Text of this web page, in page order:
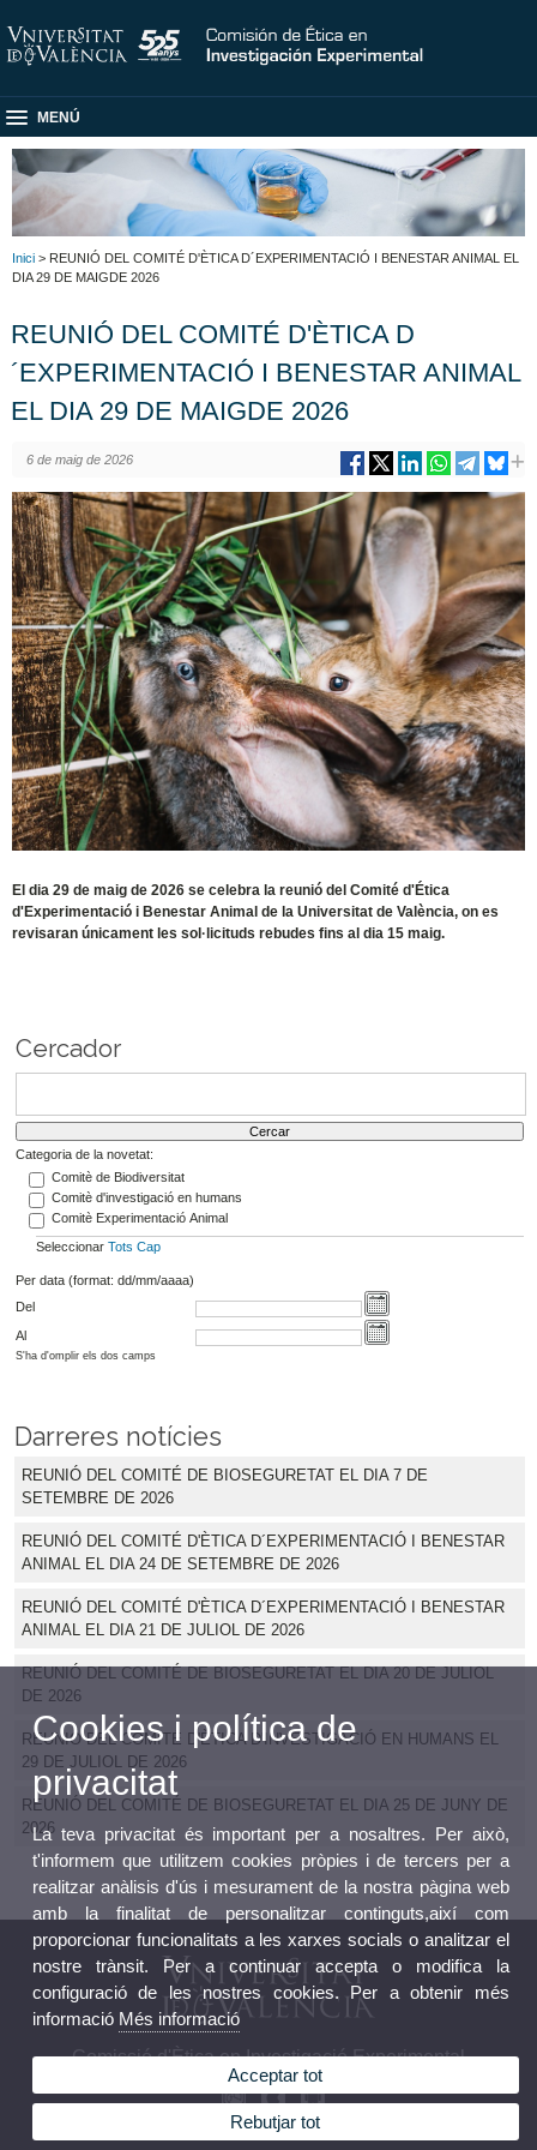
MENÚ
Inici > REUNIÓ DEL COMITÉ D'ÈTICA D´EXPERIMENTACIÓ I BENESTAR ANIMAL EL
DIA 29 DE MAIGDE 2026
REUNIÓ DEL COMITÉ D'ÈTICA D
´EXPERIMENTACIÓ I BENESTAR ANIMAL
EL DIA 29 DE MAIGDE 2026
6 de maig de 2026
El dia 29 de maig de 2026 se celebra la reunió del Comité d'Ética
d'Experimentació i Benestar Animal de la Universitat de València, on es
revisaran únicament les sol·licituds rebudes fins al dia 15 maig.
Cercador
Categoria de la novetat:
Comitè de Biodiversitat
Comitè d'investigació en humans
Comitè Experimentació Animal
Seleccionar Tots Cap
Per data (format: dd/mm/aaaa)
Del
Al
S'ha d'omplir els dos camps
Darreres notícies
REUNIÓ DEL COMITÉ DE BIOSEGURETAT EL DIA 7 DE
SETEMBRE DE 2026
REUNIÓ DEL COMITÉ D'ÈTICA D´EXPERIMENTACIÓ I BENESTAR
ANIMAL EL DIA 24 DE SETEMBRE DE 2026
REUNIÓ DEL COMITÉ D'ÈTICA D´EXPERIMENTACIÓ I BENESTAR
ANIMAL EL DIA 21 DE JULIOL DE 2026
REUNIÓ DEL COMITÉ DE BIOSEGURETAT EL DIA 20 DE JULIOL
DE 2026
REUNIÓ DEL COMITÉ D'ÈTICA D'INVESTIGACIÓ EN HUMANS EL
29 DE JULIOL DE 2026
REUNIÓ DEL COMITÉ DE BIOSEGURETAT EL DIA 25 DE JUNY DE
2026
Comissió d'Ètica en Investigació Experimental
Cookies i política de
privacitat
La teva privacitat és important per a nosaltres. Per això,
t'informem que utilitzem cookies pròpies i de tercers per a
realitzar anàlisis d'ús i mesurament de la nostra pàgina web
amb la finalitat de personalitzar continguts,així com
proporcionar funcionalitats a les xarxes socials o analitzar el
nostre trànsit. Per a continuar accepta o modifica la
configuració de les nostres cookies. Per a obtenir més
informació Més informació
Acceptar tot
Rebutjar tot